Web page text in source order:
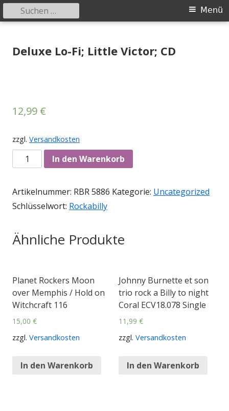
zum
Primäres
Menü
Suchen
nach:
Deluxe Lo-Fi; Little Victor; CD
12,99 €
zzgl. Versandkosten
Anzahl In den Warenkorb
Artikelnummer: RBR 5886 Kategorie: Uncategorized
Schlüsselwort: Rockabilly
Ähnliche Produkte
Planet Rockers Moon
over Memphis / Hold on
Witchcraft 116
15,00 €
zzgl. Versandkosten
In den Warenkorb
Johnny Burnette et son
trio rock a Billy to night
Coral ECV18.078 Single
11,99 €
zzgl. Versandkosten
In den Warenkorb